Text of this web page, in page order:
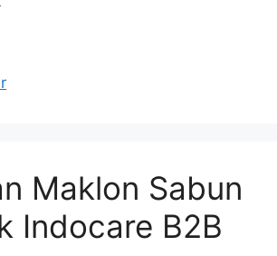
Maklon Sabun
Indocare B2B